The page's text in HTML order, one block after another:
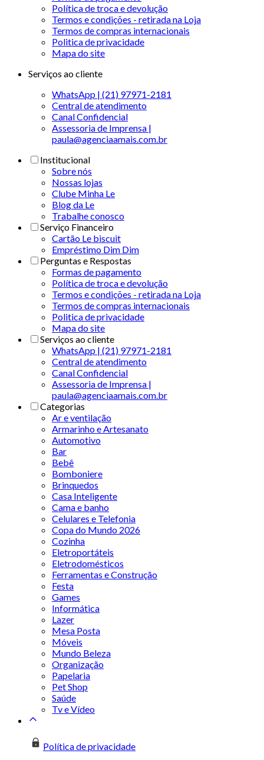
Política de troca e devolução
Termos e condições - retirada na Loja
Termos de compras internacionais
Politica de privacidade
Mapa do site
Serviços ao cliente
WhatsApp | (21) 97971-2181
Central de atendimento
Canal Confidencial
Assessoria de Imprensa |
paula@agenciaamais.com.br
Institucional
Sobre nós
Nossas lojas
Clube Minha Le
Blog da Le
Trabalhe conosco
Serviço Financeiro
Cartão Le biscuit
Empréstimo Dim Dim
Perguntas e Respostas
Formas de pagamento
Política de troca e devolução
Termos e condições - retirada na Loja
Termos de compras internacionais
Politica de privacidade
Mapa do site
Serviços ao cliente
WhatsApp | (21) 97971-2181
Central de atendimento
Canal Confidencial
Assessoria de Imprensa |
paula@agenciaamais.com.br
Categorias
Ar e ventilação
Armarinho e Artesanato
Automotivo
Bar
Bebê
Bomboniere
Brinquedos
Casa Inteligente
Cama e banho
Celulares e Telefonia
Copa do Mundo 2026
Cozinha
Eletroportáteis
Eletrodomésticos
Ferramentas e Construção
Festa
Games
Informática
Lazer
Mesa Posta
Móveis
Mundo Beleza
Organização
Papelaria
Pet Shop
Saúde
Tv e Vídeo
Política de privacidade